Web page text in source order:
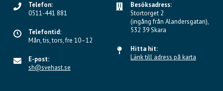
Telefon:
0511-441 881
Telefontid:
Mån, tis, tors, fre 10–12
E-post:
sh@svehast.se
Besöksadress:
Stortorget 2
(ingång från Alandersgatan),
532 39 Skara
Hitta hit:
Länk till adress på karta